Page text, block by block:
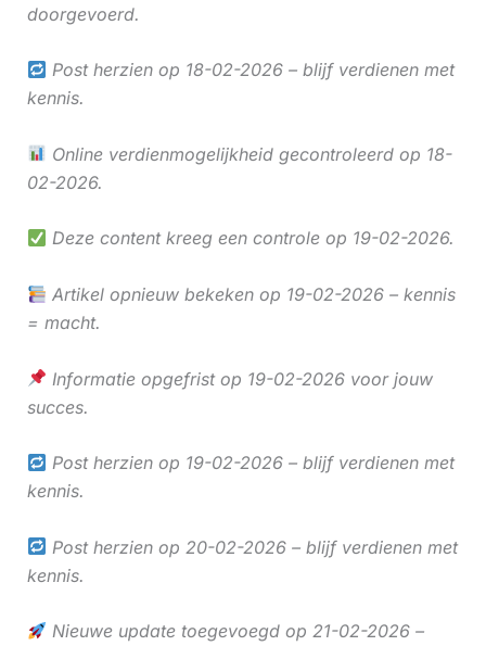
doorgevoerd.
Post herzien op 18-02-2026 – blijf verdienen met
kennis.
Online verdienmogelijkheid gecontroleerd op 18-
02-2026.
Deze content kreeg een controle op 19-02-2026.
Artikel opnieuw bekeken op 19-02-2026 – kennis
= macht.
Informatie opgefrist op 19-02-2026 voor jouw
succes.
Post herzien op 19-02-2026 – blijf verdienen met
kennis.
Post herzien op 20-02-2026 – blijf verdienen met
kennis.
Nieuwe update toegevoegd op 21-02-2026 –